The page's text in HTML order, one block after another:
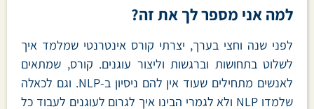
למה אני מספר לך את זה?
לפני שנה וחצי בערך, יצרתי קורס אינטרנטי שמלמד איך
לשלוט בתחושות וברגשות וליצור עוגנים. קורס, שמתאים
לאנשים מתחילים שעוד אין להם ניסיון ב-NLP. וגם לכאלה
שלמדו NLP ולא לגמרי הבינו איך לגרום לעוגנים לעבוד כל